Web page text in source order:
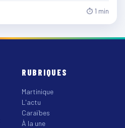
⏱ 1 min
RUBRIQUES
Martinique
L'actu
Caraïbes
À la une